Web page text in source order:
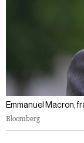
Emmanuel Macron,
Bloomberg